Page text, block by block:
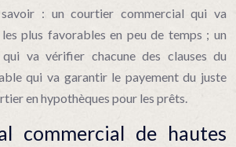
savoir : un courtier commercial qui va
plus favorables en peu de temps ; un
va vérifier chacune des clauses du
qui va garantir le payement du juste
en hypothèques pour les prêts.
commercial de hautes